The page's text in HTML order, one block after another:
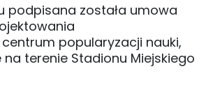
podpisana została umowa
popularyzacji nauki,
terenie Stadionu Miejskiego